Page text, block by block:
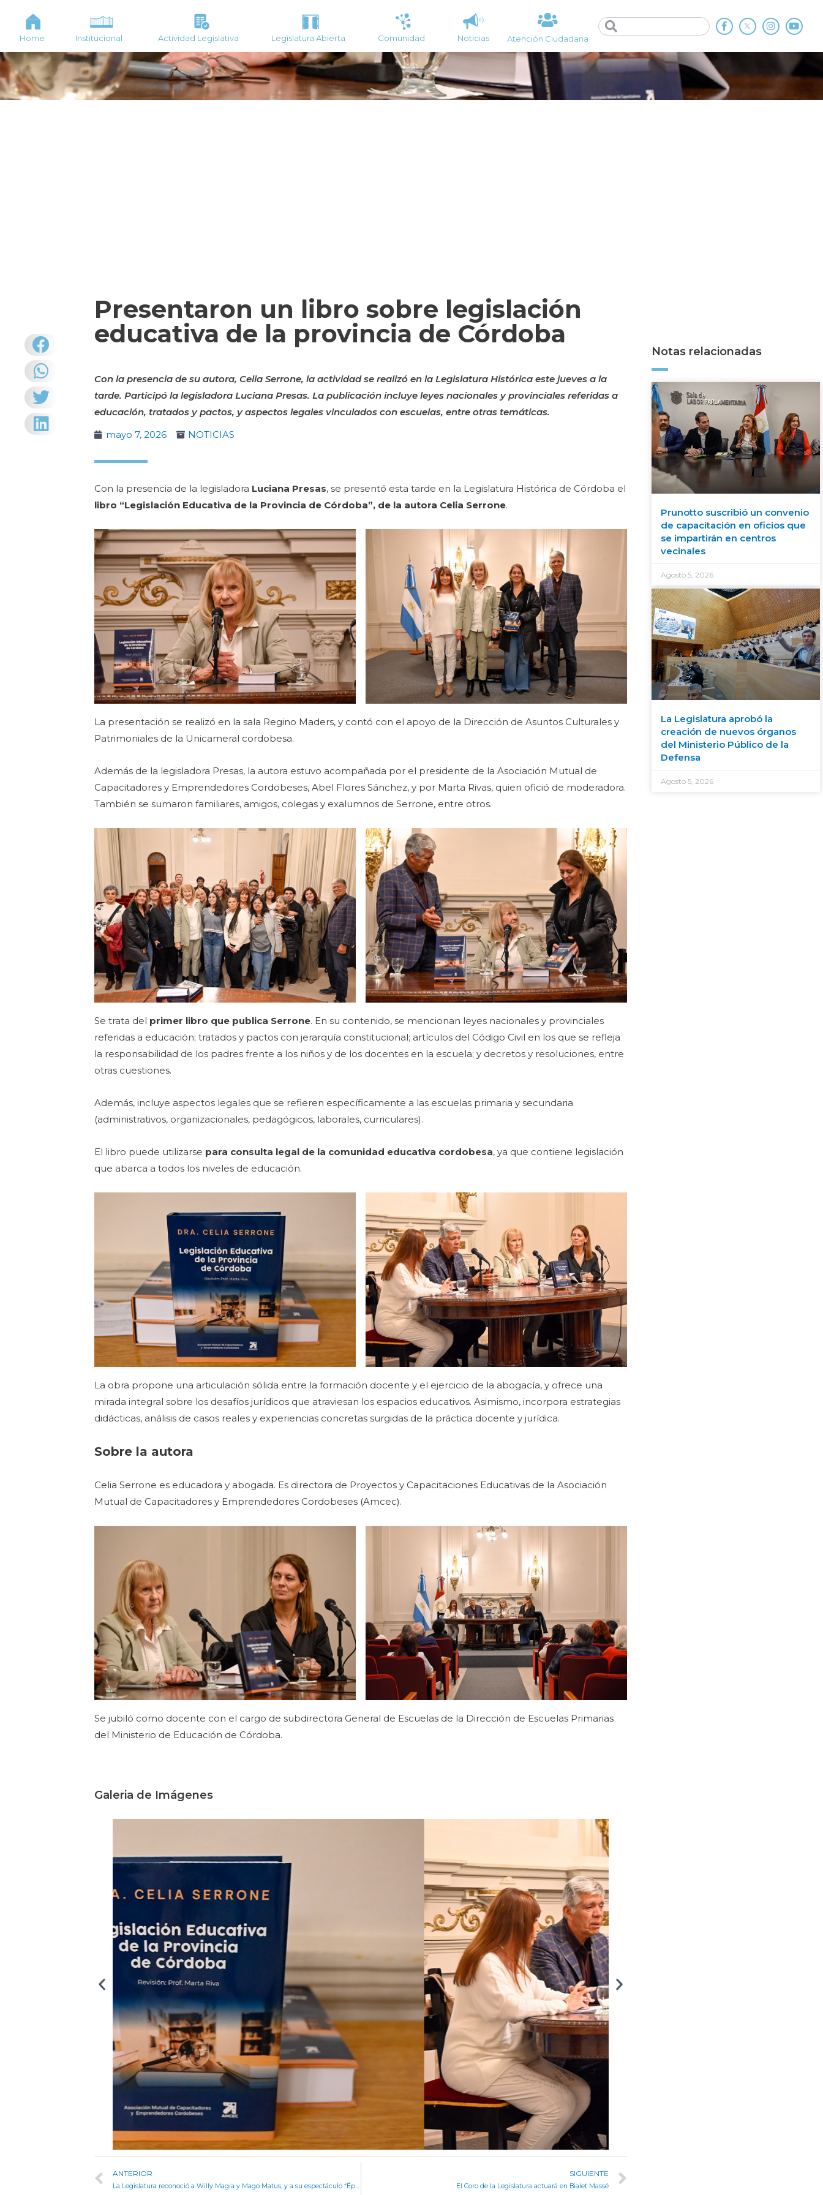
Home Institucional Actividad Legislativa Legislatura Abierta Comunidad Noticias Atención Ciudadana
Presentaron un libro sobre legislación
educativa de la provincia de Córdoba
Con la presencia de su autora, Celia Serrone, la actividad se realizó en la Legislatura Histórica este jueves a la
tarde. Participó la legisladora Luciana Presas. La publicación incluye leyes nacionales y provinciales referidas a
educación, tratados y pactos, y aspectos legales vinculados con escuelas, entre otras temáticas.
mayo 7, 2026
NOTICIAS
Con la presencia de la legisladora Luciana Presas, se presentó esta tarde en la Legislatura Histórica de Córdoba el
libro “Legislación Educativa de la Provincia de Córdoba”, de la autora Celia Serrone.
La presentación se realizó en la sala Regino Maders, y contó con el apoyo de la Dirección de Asuntos Culturales y
Patrimoniales de la Unicameral cordobesa.
Además de la legisladora Presas, la autora estuvo acompañada por el presidente de la Asociación Mutual de
Capacitadores y Emprendedores Cordobeses, Abel Flores Sánchez, y por Marta Rivas, quien ofició de moderadora.
También se sumaron familiares, amigos, colegas y exalumnos de Serrone, entre otros.
Se trata del primer libro que publica Serrone. En su contenido, se mencionan leyes nacionales y provinciales
referidas a educación; tratados y pactos con jerarquía constitucional; artículos del Código Civil en los que se refleja
la responsabilidad de los padres frente a los niños y de los docentes en la escuela; y decretos y resoluciones, entre
otras cuestiones.
Además, incluye aspectos legales que se refieren específicamente a las escuelas primaria y secundaria
(administrativos, organizacionales, pedagógicos, laborales, curriculares).
El libro puede utilizarse para consulta legal de la comunidad educativa cordobesa, ya que contiene legislación
que abarca a todos los niveles de educación.
La obra propone una articulación sólida entre la formación docente y el ejercicio de la abogacía, y ofrece una
mirada integral sobre los desafíos jurídicos que atraviesan los espacios educativos. Asimismo, incorpora estrategias
didácticas, análisis de casos reales y experiencias concretas surgidas de la práctica docente y jurídica.
Sobre la autora
Celia Serrone es educadora y abogada. Es directora de Proyectos y Capacitaciones Educativas de la Asociación
Mutual de Capacitadores y Emprendedores Cordobeses (Amcec).
Se jubiló como docente con el cargo de subdirectora General de Escuelas de la Dirección de Escuelas Primarias
del Ministerio de Educación de Córdoba.
Galeria de Imágenes
ANTERIOR
La Legislatura reconoció a Willy Magia y Mago Matus, y a su espectáculo “Épico Legendario”
SIGUIENTE
El Coro de la Legislatura actuará en Bialet Massé
Notas relacionadas
Prunotto suscribió un convenio
de capacitación en oficios que
se impartirán en centros
vecinales
Agosto 5, 2026
La Legislatura aprobó la
creación de nuevos órganos
del Ministerio Público de la
Defensa
Agosto 5, 2026